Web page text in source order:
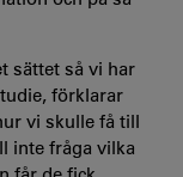
sättet så vi har
förklarar
vi skulle få till
inte fråga vilka